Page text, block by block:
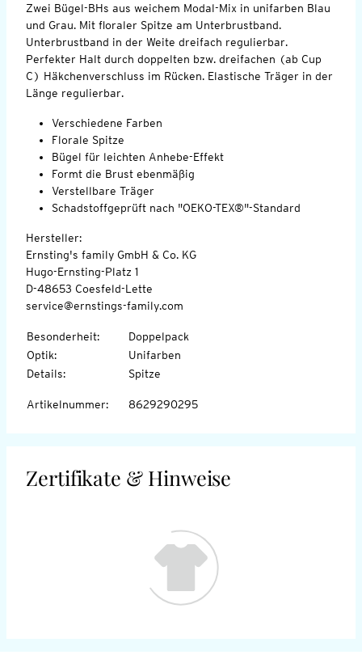
Zwei Bügel-BHs aus weichem Modal-Mix in unifarben Blau
und Grau. Mit floraler Spitze am Unterbrustband.
Unterbrustband in der Weite dreifach regulierbar.
Perfekter Halt durch doppelten bzw. dreifachen (ab Cup
C) Häkchenverschluss im Rücken. Elastische Träger in der
Länge regulierbar.
Verschiedene Farben
Florale Spitze
Bügel für leichten Anhebe-Effekt
Formt die Brust ebenmäßig
Verstellbare Träger
Schadstoffgeprüft nach "OEKO-TEX®"-Standard
Hersteller:
Ernsting's family GmbH & Co. KG
Hugo-Ernsting-Platz 1
D-48653 Coesfeld-Lette
service@ernstings-family.com
Besonderheit:
Doppelpack
Optik:
Unifarben
Details: Spitze
Artikelnummer: 8629290295
Zertifikate & Hinweise